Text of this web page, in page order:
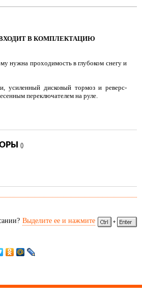
В КОМПЛЕКТАЦИЮ
нужна проходимость в глубоком снегу и
усиленный дисковый тормоз и реверс-
переключателем на руле.
управления воздушной
на руле.
валом Briggs & Stratton общего
получил:
возможностью установки обновленных
()
Выделите ее и нажмите